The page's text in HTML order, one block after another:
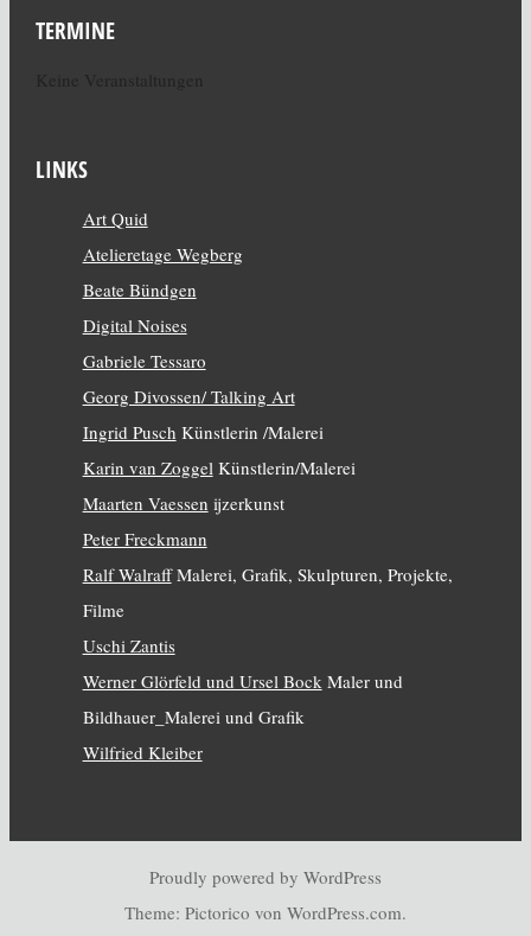
TERMINE
LINKS
Art Quid
Atelieretage Wegberg
Beate Bündgen
Digital Noises
Gabriele Tessaro
Georg Divossen/ Talking Art
Ingrid Pusch Künstlerin /Malerei
Karin van ZoggelKünstlerin/Malerei
Maarten Vaessen ijzerkunst
Peter Freckmann
Ralf WalraffMalerei, Grafik, Skulpturen, Projekte,
Filme
Uschi Zantis
Werner Glörfeld und Ursel BockMaler und
Bildhauer_Malerei und Grafik
Wilfried Kleiber
Proudly powered by WordPress
Theme: Pictorico von WordPress.com.